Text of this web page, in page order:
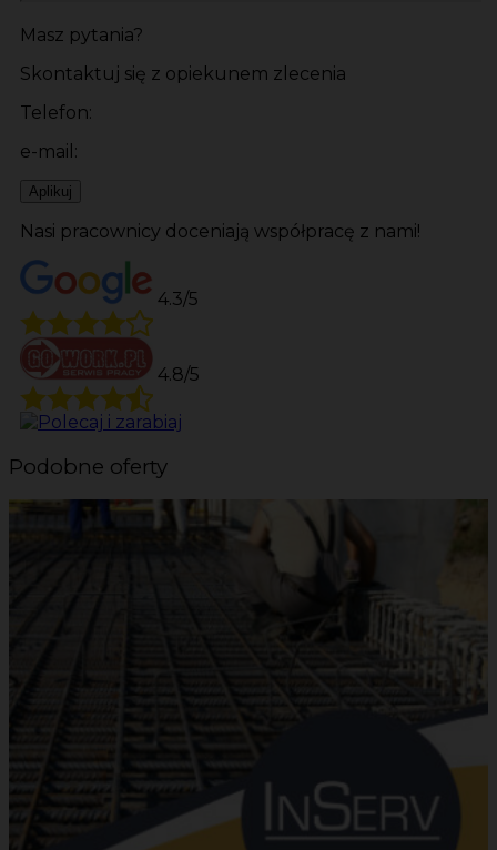
Masz pytania?
Skontaktuj się z opiekunem zlecenia
Telefon:
e-mail:
Aplikuj
Nasi pracownicy doceniają współpracę z nami!
4.3/5
4.8/5
Podobne oferty